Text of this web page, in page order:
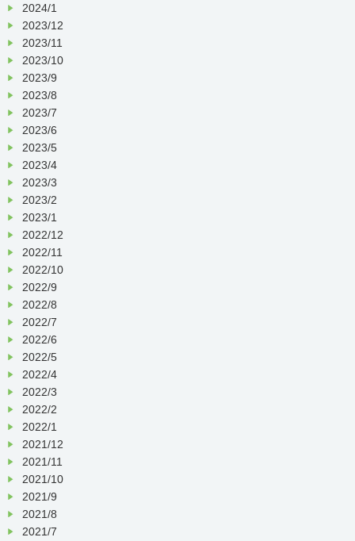
2024/1
2023/12
2023/11
2023/10
2023/9
2023/8
2023/7
2023/6
2023/5
2023/4
2023/3
2023/2
2023/1
2022/12
2022/11
2022/10
2022/9
2022/8
2022/7
2022/6
2022/5
2022/4
2022/3
2022/2
2022/1
2021/12
2021/11
2021/10
2021/9
2021/8
2021/7